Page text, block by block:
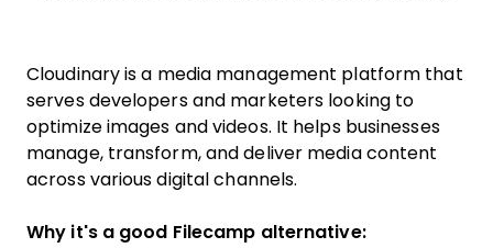
Cloudinary is a media management platform that
serves developers and marketers looking to
optimize images and videos. It helps businesses
manage, transform, and deliver media content
across various digital channels.
Why it's a good Filecamp alternative: